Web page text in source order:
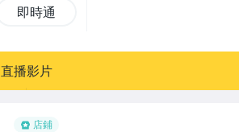
店鋪
即時通
直播影片